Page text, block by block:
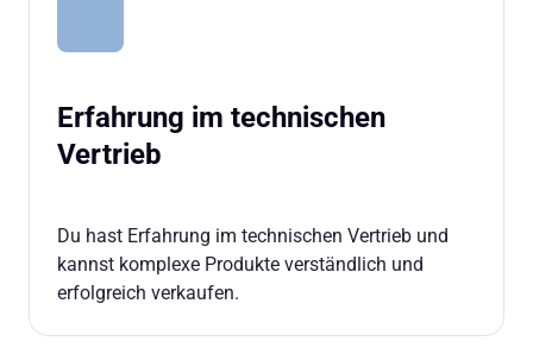
Erfahrung im technischen
Vertrieb
Du hast Erfahrung im technischen Vertrieb und
kannst komplexe Produkte verständlich und
erfolgreich verkaufen.